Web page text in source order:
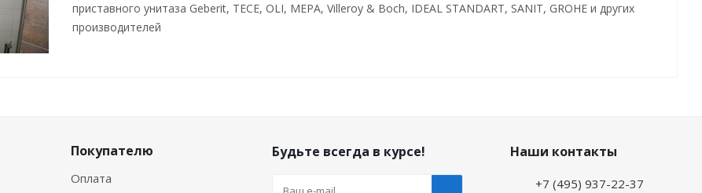
приставного унитаза Geberit, TECE, OLI, MEPA, Villeroy & Boch, IDEAL STANDART, SANIT, GROHE и других
производителей
Покупателю
Оплата
Будьте всегда в курсе! Наши контакты
+7 (495) 937-22-37